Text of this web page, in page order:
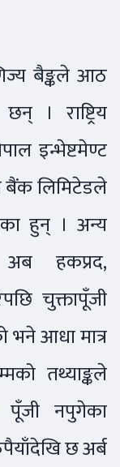
बैङ्कले आठ
। राष्ट्रिय
इन्भेष्टमेण्ट
बैंक लिमिटेडले
हुन् । अन्य
हकप्रद,
चुक्तापूँजी
भने आधा मात्र
तथ्याङ्कले
पूँजी नपुगेका
छ अर्ब